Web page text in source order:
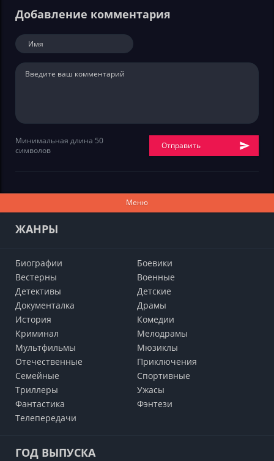
Добавление комментария
Минимальная длина 50
символов
Отправить
Меню
ЖАНРЫ
Биографии
Боевики
Вестерны
Военные
Детективы
Детские
Документалка
Драмы
История
Комедии
Криминал
Мелодрамы
Мультфильмы
Мюзиклы
Отечественные
Приключения
Семейные
Cпортивные
Триллеры
Ужасы
Фантастика
Фэнтези
Телепередачи
ГОД ВЫПУСКА